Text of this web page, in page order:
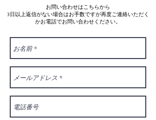
お問い合わせはこちらから
3日以上返信がない場合はお手数ですが再度ご連絡いただく
かお電話でお問い合わせください。